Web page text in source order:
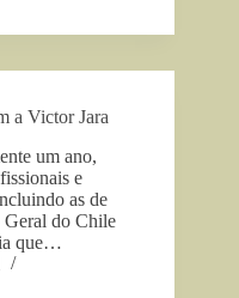
a Victor Jara
um ano,
e
as de
Geral do Chile
que…